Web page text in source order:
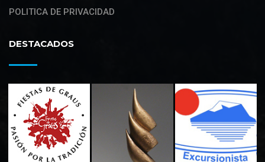
POLITICA DE PRIVACIDAD
DESTACADOS